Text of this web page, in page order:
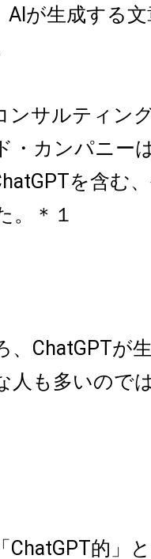
AIが生成する
ンサルティン
・カンパニー
を含む
。＊１
、ChatGPTが
人も多いので
ChatGPT的」